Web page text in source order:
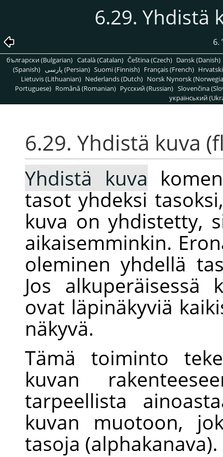
6.29. Yhdistä
6.
български (Bulgarian) Català (Catalan) Čeština (Czech) Dansk (Danish)
(Spanish)
پارسی (Persian) Suomi (Finnish) Français (French)
Lietuvis (Lithuanian) Nederlands (Dutch) Norsk Nynorsk
Portuguese) Română (Romanian) Pусский (Russian) Slovenčina
український
6.29. Yhdistä kuva
Yhdistä kuva
tasot yhdeksi
kuva on yhdistetty,
aikaisemminkin.
oleminen yhdellä
Jos
ovat läpinäkyviä
näkyvä.
Tämä toiminto
kuvan
tarpeellista
kuvan muotoon,
tasoja (alphakanava).